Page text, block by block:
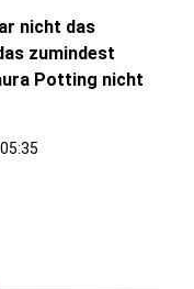
nicht das
zumindest
Potting nicht